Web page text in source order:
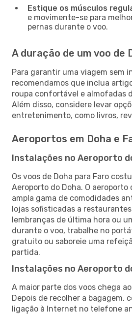
Estique os músculos
e movimente-se para
pernas durante o voo.
A duração de um voo de
Para garantir uma viagem sem
recomendamos que inclua
roupa confortável e almofadas
Além disso, considere levar
entretenimento, como livros,
Aeroportos em Doha e
Instalações no Aeroporto
Os voos de Doha para Faro
Aeroporto do Doha. O aeroporto
ampla gama de comodidades
lojas sofisticadas a
lembranças de última hora ou
durante o voo, trabalhe no
gratuito ou saboreie uma
partida.
Instalações no Aeroporto
A maior parte dos voos chega
Depois de recolher a bagagem,
ligação à Internet no telefone